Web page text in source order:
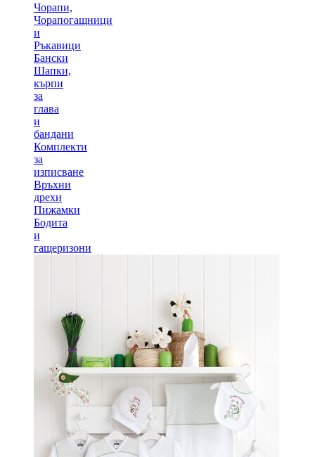
Чорапи,
Чорапогащници
и
Ръкавици
Бански
Шапки,
кърпи
за
глава
и
бандани
Комплекти
за
изписване
Връхни
дрехи
Пижамки
Бодита
и
гащеризони